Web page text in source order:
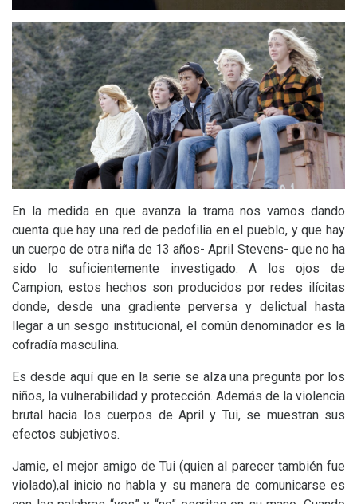
En la medida en que avanza la trama nos vamos dando
cuenta que hay una red de pedofilia en el pueblo, y que hay
un cuerpo de otra niña de 13 años- April Stevens- que no ha
sido lo suficientemente investigado. A los ojos de
Campion, estos hechos son producidos por redes ilícitas
donde, desde una gradiente perversa y delictual hasta
llegar a un sesgo institucional, el común denominador es la
cofradía masculina.
Es desde aquí que en la serie se alza una pregunta por los
niños, la vulnerabilidad y protección. Además de la violencia
brutal hacia los cuerpos de April y Tui, se muestran sus
efectos subjetivos.
Jamie, el mejor amigo de Tui (quien al parecer también fue
violado),al inicio no habla y su manera de comunicarse es